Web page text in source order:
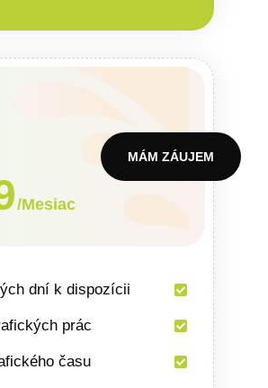
/Mesiac
MÁM ZÁUJEM
dní k dispozícii
prác
času